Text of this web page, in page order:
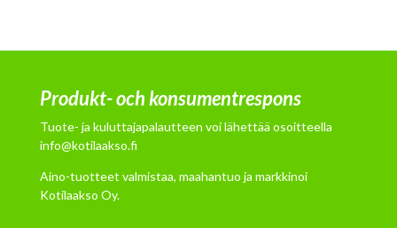
Produkt- och konsumentrespons
Tuote- ja kuluttajapalautteen voi lähettää osoitteella
info@kotilaakso.fi
Aino-tuotteet valmistaa, maahantuo ja markkinoi
Kotilaakso Oy.